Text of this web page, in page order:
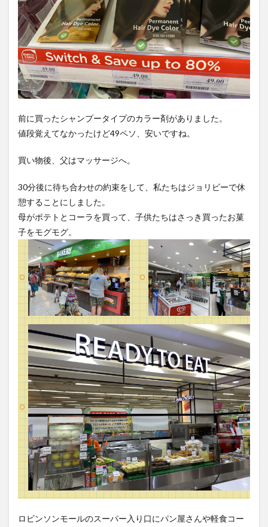
前に買ったシャンプータイプのカラー剤がありました。
値段覚えてなかったけど49ペソ、安いですね。
買い物後、父はマッサージへ。
30分後に待ち合わせの約束をして、私たちはジョリビーで休
憩することにしました。
母がポテトとコーラを買って、子供たちはさっき買ったお菓
子をモグモグ。
ロビンソンモールのスーパー入り口にパン屋さんや軽食コー